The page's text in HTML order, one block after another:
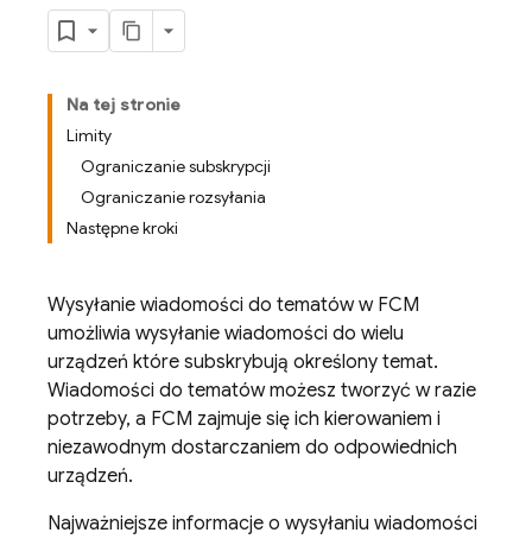
Na tej stronie
Limity
Ograniczanie subskrypcji
Ograniczanie rozsyłania
Następne kroki
Wysyłanie wiadomości do tematów w FCM
umożliwia wysyłanie wiadomości do wielu
urządzeń które subskrybują określony temat.
Wiadomości do tematów możesz tworzyć w razie
potrzeby, a FCM zajmuje się ich kierowaniem i
niezawodnym dostarczaniem do odpowiednich
urządzeń.
Najważniejsze informacje o wysyłaniu wiadomości